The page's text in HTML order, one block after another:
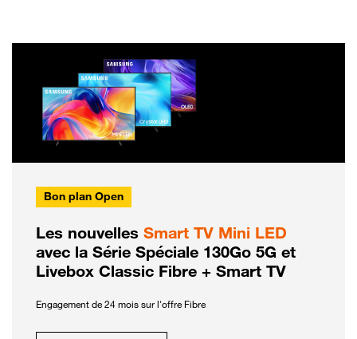
Bon plan Open
Les nouvelles Smart TV Mini LED
avec la Série Spéciale 130Go 5G et
Livebox Classic Fibre + Smart TV
Engagement de 24 mois sur l'offre Fibre